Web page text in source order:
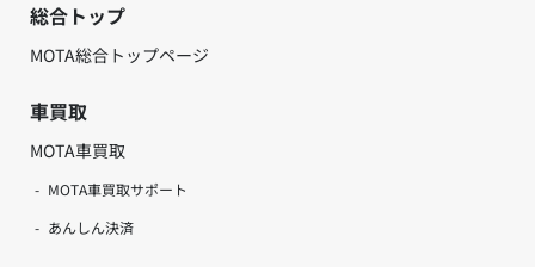
総合トップ
MOTA総合トップページ
車買取
MOTA車買取
MOTA車買取サポート
あんしん決済